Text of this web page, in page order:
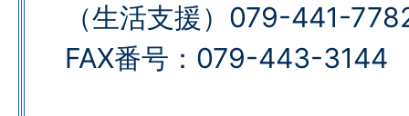
（生活支援）079-441-
FAX番号：079-443-3144